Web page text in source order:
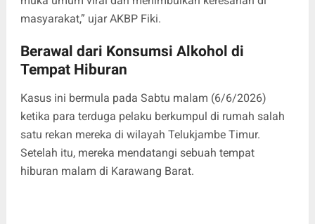
masyarakat,” ujar AKBP Fiki.
Berawal dari Konsumsi Alkohol di
Tempat Hiburan
Kasus ini bermula pada Sabtu malam (6/6/2026)
ketika para terduga pelaku berkumpul di rumah salah
satu rekan mereka di wilayah Telukjambe Timur.
Setelah itu, mereka mendatangi sebuah tempat
hiburan malam di Karawang Barat.